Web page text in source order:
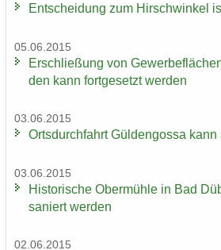
Ent­schei­dung zum Hirsch­win­kel
05.06.2015
Er­schlie­ßung von
den kann fort­ge­setzt wer­den
03.06.2015
Orts­durch­fahrt Gül­den­gos­sa
03.06.2015
His­to­ri­sche Ober­müh­le in Bad
sa­niert wer­den
02.06.2015